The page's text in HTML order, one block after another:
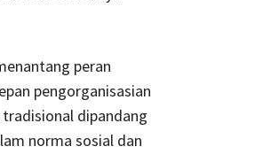
peran
pengorganisasian
dipandang
norma sosial dan